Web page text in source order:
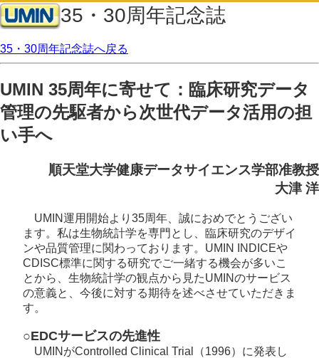
35・30周年記念誌
35・30周年記念誌へ戻る
UMIN 35周年に寄せて：臨床研究データ
管理の先駆者から次世代データ活用の担
い手へ
順天堂大学健康データサイエンス学部准教授
大津 洋
UMIN運用開始より35周年、誠におめでとうござい
ます。私は生物統計学を専門とし、臨床研究のデザイ
ンや品質管理に関わっております。UMIN INDICEや
CDISC標準に関する研究でご一緒する機会が多いこ
とから、生物統計学の観点から見たUMINのサービス
の意義と、今後に対する期待を述べさせていただきま
す。
○EDCサービスの先進性
UMINがControlled Clinical Trial（1996）に発表し